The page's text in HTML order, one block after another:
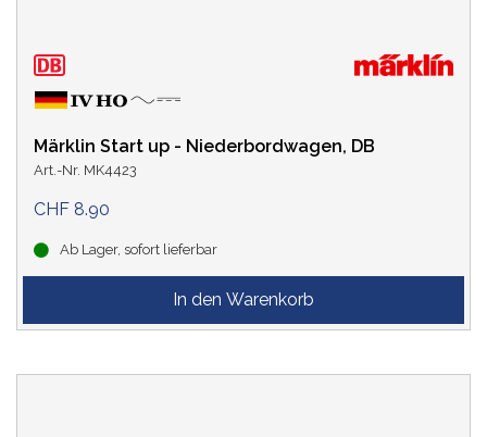
Märklin Start up - Niederbordwagen, DB
Art.-Nr. MK4423
CHF 8.90
Ab Lager, sofort lieferbar